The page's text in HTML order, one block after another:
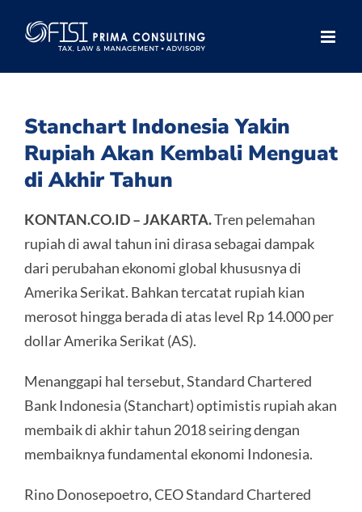
Stanchart Indonesia Yakin
Rupiah Akan Kembali Menguat
di Akhir Tahun
KONTAN.CO.ID – JAKARTA.Tren pelemahan
rupiah di awal tahun ini dirasa sebagai dampak
dari perubahan ekonomi global khususnya di
Amerika Serikat. Bahkan tercatat rupiah kian
merosot hingga berada di atas level Rp 14.000 per
dollar Amerika Serikat (AS).
Menanggapi hal tersebut, Standard Chartered
Bank Indonesia (Stanchart) optimistis rupiah akan
membaik di akhir tahun 2018 seiring dengan
membaiknya fundamental ekonomi Indonesia.
Rino Donosepoetro, CEO Standard Chartered